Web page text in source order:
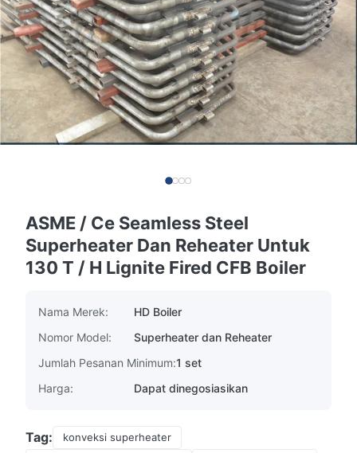
ASME / Ce Seamless Steel
Superheater Dan Reheater Untuk
130 T / H Lignite Fired CFB Boiler
Nama Merek:
HD Boiler
Nomor Model:
Superheater dan Reheater
Jumlah Pesanan Minimum:1 set
Harga:
Dapat dinegosiasikan
Tag:
konveksi superheater